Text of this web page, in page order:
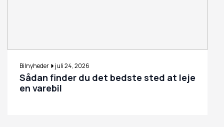
Bilnyheder juli 24, 2026
Sådan finder du det bedste sted at leje
en varebil